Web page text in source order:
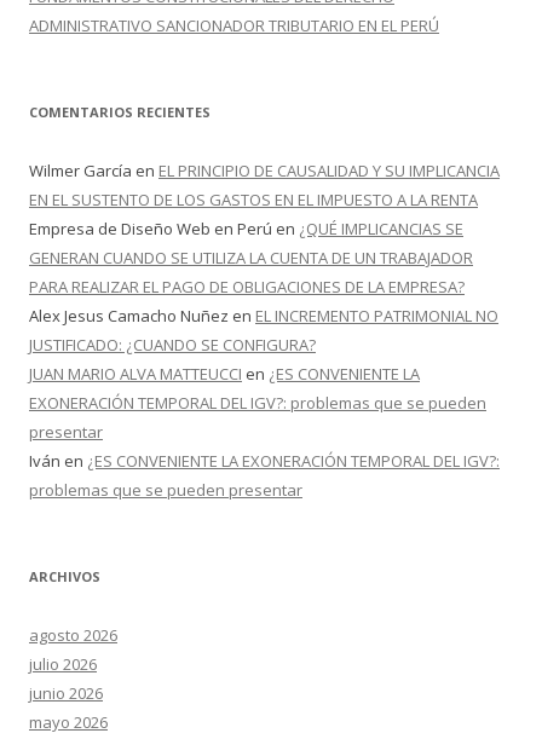
ADMINISTRATIVO SANCIONADOR TRIBUTARIO EN EL PERÚ
COMENTARIOS RECIENTES
Wilmer García en EL PRINCIPIO DE CAUSALIDAD Y SU IMPLICANCIA
EN EL SUSTENTO DE LOS GASTOS EN EL IMPUESTO A LA RENTA
Empresa de Diseño Web en Perú en ¿QUÉ IMPLICANCIAS SE
GENERAN CUANDO SE UTILIZA LA CUENTA DE UN TRABAJADOR
PARA REALIZAR EL PAGO DE OBLIGACIONES DE LA EMPRESA?
Alex Jesus Camacho Nuñez en EL INCREMENTO PATRIMONIAL NO
JUSTIFICADO: ¿CUANDO SE CONFIGURA?
JUAN MARIO ALVA MATTEUCCI en ¿ES CONVENIENTE LA
EXONERACIÓN TEMPORAL DEL IGV?: problemas que se pueden
presentar
Iván en ¿ES CONVENIENTE LA EXONERACIÓN TEMPORAL DEL IGV?:
problemas que se pueden presentar
ARCHIVOS
agosto 2026
julio 2026
junio 2026
mayo 2026